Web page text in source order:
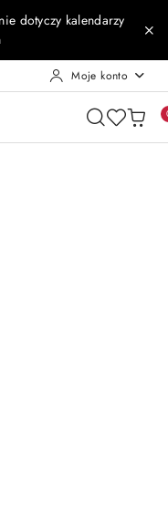
dotyczy kalendarzy
Moje konto